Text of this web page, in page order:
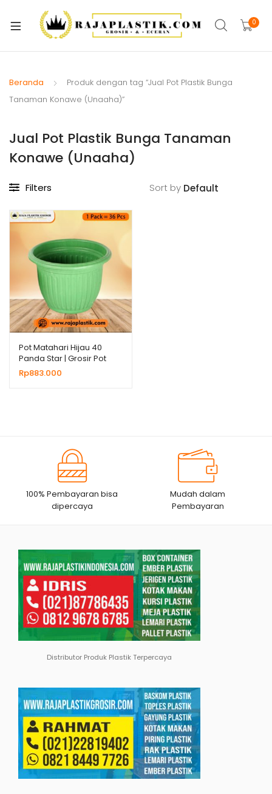
0
Beranda
Produk dengan tag “Jual Pot Plastik Bunga
Tanaman Konawe (Unaaha)”
Jual Pot Plastik Bunga Tanaman
Konawe (Unaaha)
Filters Sort by
Pot Matahari Hijau 40
Panda Star | Grosir Pot
Plastik Untuk Bunga
Tanaman Hias
Rp883.000
100% Pembayaran bisa
dipercaya
Mudah dalam
Pembayaran
Distributor Produk Plastik Terpercaya